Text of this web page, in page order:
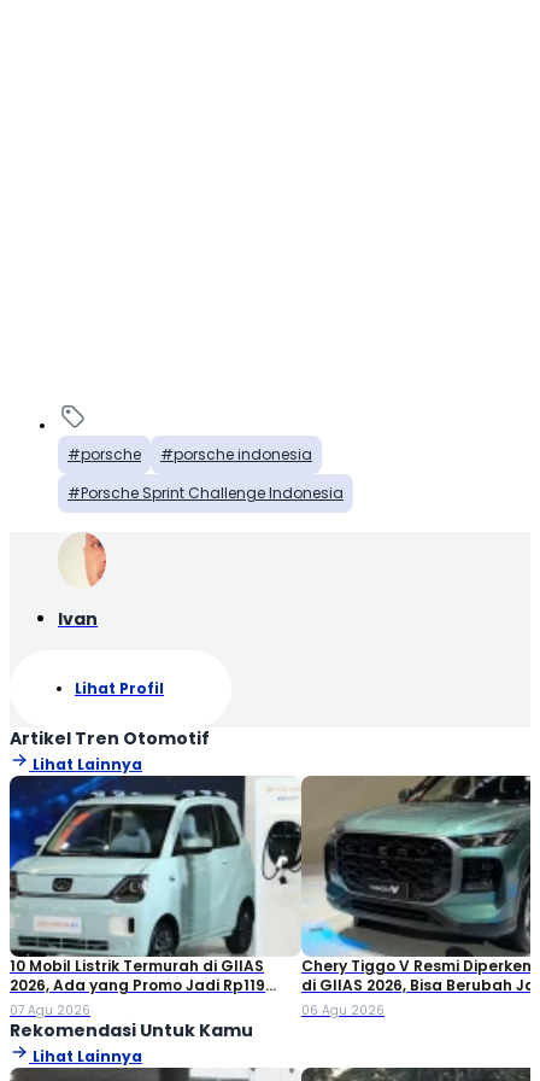
porsche
porsche indonesia
Porsche Sprint Challenge Indonesia
Ivan
Lihat Profil
Artikel Tren Otomotif
Lihat Lainnya
10 Mobil Listrik Termurah di GIIAS
2026, Ada yang Promo Jadi Rp119
Jutaan!
07 Agu 2026
Chery Tiggo V Resmi
di GIIAS 2026, Bisa Berubah
Double Cabin
06 Agu 2026
Rekomendasi Untuk Kamu
Lihat Lainnya